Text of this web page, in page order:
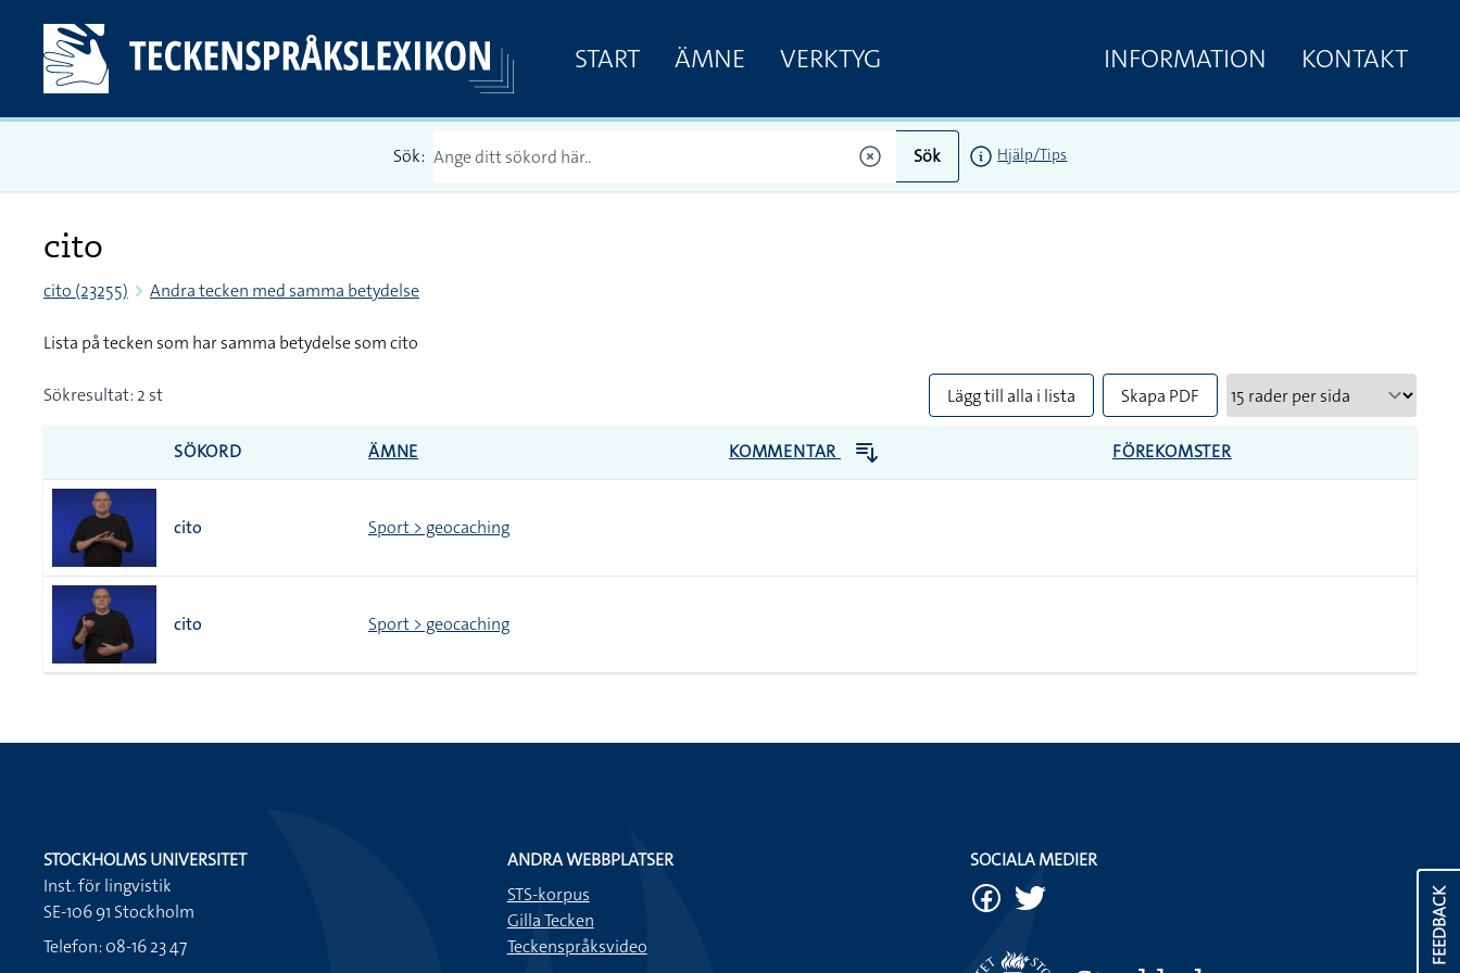
START ÄMNE VERKTYG INFORMATION KONTAKT
Sök: Sök Hjälp/Tips
cito
cito (23255) Andra tecken med samma betydelse
Lista på tecken som har samma betydelse som cito
Sökresultat: 2 st Lägg till alla i lista Skapa PDF
SÖKORD ÄMNE KOMMENTAR FÖREKOMSTER
cito Sport > geocaching
cito Sport > geocaching
FEEDBACK
STOCKHOLMS UNIVERSITET
Inst. för lingvistik
SE-106 91 Stockholm
Telefon: 08-16 23 47
ANDRA WEBBPLATSER
STS-korpus
Gilla Tecken
Teckenspråksvideo
SOCIALA MEDIER